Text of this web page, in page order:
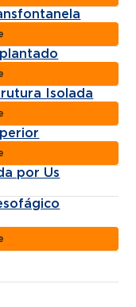
Isolada
por Us